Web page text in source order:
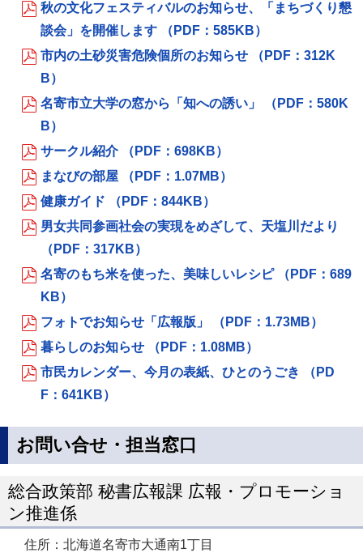
秋の文化フェスティバルのお知らせ、「まちづくり懇
談会」を開催します （PDF：585KB）
市内の土砂災害危険個所のお知らせ （PDF：312K
B）
名寄市立大学の窓から「知への誘い」 （PDF：580K
B）
サークル紹介 （PDF：698KB）
まなびの部屋 （PDF：1.07MB）
健康ガイド （PDF：844KB）
男女共同参画社会の実現をめざして、天塩川だより
（PDF：317KB）
名寄のもち米を使った、美味しいレシピ （PDF：689
KB）
フォトでお知らせ「広報版」 （PDF：1.73MB）
暮らしのお知らせ （PDF：1.08MB）
市民カレンダー、今月の表紙、ひとのうごき （PD
F：641KB）
お問い合せ・担当窓口
総合政策部 秘書広報課 広報・プロモーショ
ン推進係
住所：北海道名寄市大通南1丁目